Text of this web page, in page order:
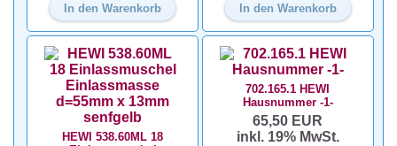
In den Warenkorb In den Warenkorb
HEWI 538.60ML 18
702.165.1 HEWI
Hausnummer -1-
65,50 EUR
inkl. 19% MwSt.